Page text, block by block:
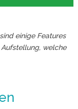
einige Features
welche